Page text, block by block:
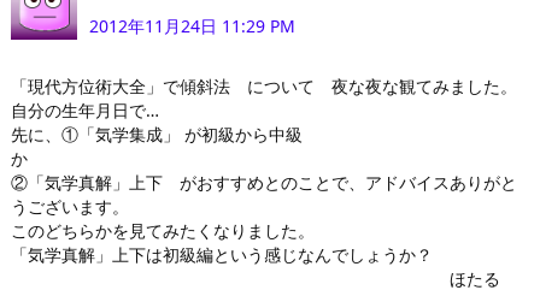
2012年11月24日 11:29 PM
「現代方位術大全」で傾斜法 について 夜な夜な観てみました。
自分の生年月日で…
先に、①「気学集成」 が初級から中級
か
②「気学真解」上下 がおすすめとのことで、アドバイスありがと
うございます。
このどちらかを見てみたくなりました。
「気学真解」上下は初級編という感じなんでしょうか？
ほたる